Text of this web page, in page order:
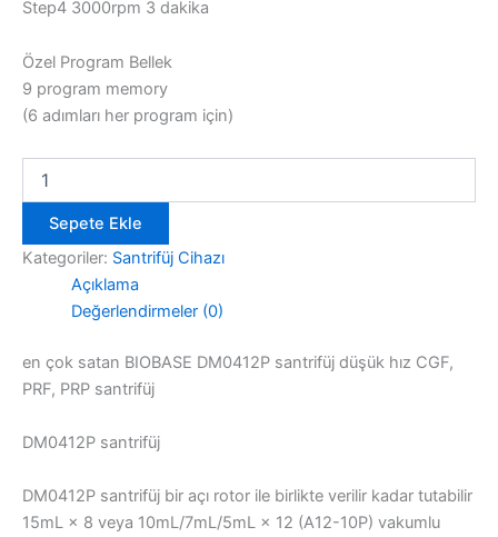
Step4 3000rpm 3 dakika
Özel Program Bellek
9 program memory
(6 adımları her program için)
DM0412P
Santrifüj
Cihazı
Sepete Ekle
Kategoriler: Santrifüj Cihazı
Açıklama
Değerlendirmeler (0)
en çok satan BIOBASE DM0412P santrifüj düşük hız CGF,
PRF, PRP santrifüj
DM0412P santrifüj
DM0412P santrifüj bir açı rotor ile birlikte verilir kadar tutabilir
15mL × 8 veya 10mL/7mL/5mL × 12 (A12-10P) vakumlu